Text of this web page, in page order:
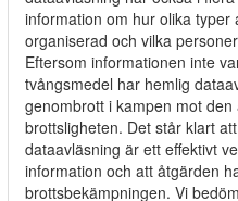
information om hur olika typer
organiserad och vilka
Eftersom informationen inte
tvångsmedel har hemlig
genombrott i kampen mot
brottsligheten. Det står klart
dataavläsning är ett effektivt
information och att åtgärden
brottsbekämpningen. Vi